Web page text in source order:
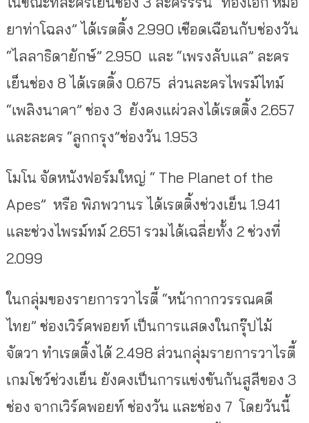
ยาท่าโฉลง” ได้เรตติ้ง 2.990 เชือดเฉือนกับช่องวัน
“ไลลาธิดายักษ์” 2.950 และ “เพรงลับแล” ละคร
เย็นช่อง 8 ได้เรตติ้ง 0.675 ส่วนละครไพรม์ไทม์
“เพลิงนาคา” ช่อง 3 ยังคงแผ่วลงได้เรตติ้ง 2.657
และละคร “ลูกกรุง”ช่องวัน 1.953
โมโน จัดหนังฟอร์มใหญ่ “ The Planet of the
Apes” หรือ พิภพวานร ได้เรตติ้งช่วงเย็น 1.941
และช่วงไพรม์ทม์ 2.651 รวมได้เฉลี่ยทั้ง 2 ช่วงที่
2.099
ในกลุ่มของรายการวาไรตี้ “หน้ากากวรรณคดี
ไทย” ช่องเวิร์คพอยท์ เป็นการแสดงในกรุ๊ปไม้
จัตวา ทำเรตติ้งได้ 2.498 ส่วนกลุ่มรายการวาไรตี้
เกมโชว์ช่วงเย็น ยังคงเป็นการแข่งขันกันสูสีของ 3
ช่อง จากเวิร์คพอยท์ ช่องวัน และช่อง 7 โดยวันนี้